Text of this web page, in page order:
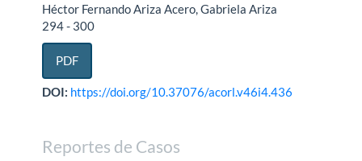
Héctor Fernando Ariza Acero, Gabriela Ariza
294 - 300
PDF
DOI: https://doi.org/10.37076/acorl.v46i4.436
Reportes de Casos